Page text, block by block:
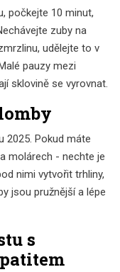
počkejte 10 minut,
zuby na
udělejte to v
pauzy mezi
sklovině se vyrovnat.
2025. Pokud máte
molárech - nechte je
nimi vytvořit trhliny,
jsou pružnější a lépe
s